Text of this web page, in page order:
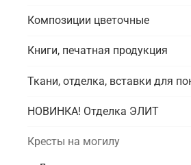
Композиции цветочные
Книги, печатная продукция
Ткани, отделка, вставки для
НОВИНКА! Отделка ЭЛИТ
Кресты на могилу